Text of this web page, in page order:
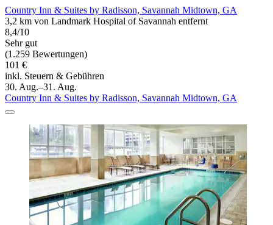
Country Inn & Suites by Radisson, Savannah Midtown, GA
3,2 km von Landmark Hospital of Savannah entfernt
8,4/10
Sehr gut
(1.259 Bewertungen)
101 €
inkl. Steuern & Gebühren
30. Aug.–31. Aug.
Country Inn & Suites by Radisson, Savannah Midtown, GA